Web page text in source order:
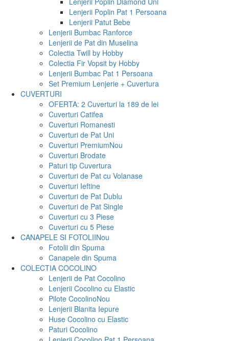
Lenjerii Poplin Pat 1 Persoana
Lenjerii Patut Bebe
Lenjerii Bumbac Ranforce
Lenjerii de Pat din Muselina
Colectia Twill by Hobby
Colectia Fir Vopsit by Hobby
Lenjerii Bumbac Pat 1 Persoana
Set Premium Lenjerie + Cuvertura
CUVERTURI
OFERTA: 2 Cuverturi la 189 de lei
Cuverturi Catifea
Cuverturi Romanesti
Cuverturi de Pat Uni
Cuverturi PremiumNou
Cuverturi Brodate
Paturi tip Cuvertura
Cuverturi de Pat cu Volanase
Cuverturi Ieftine
Cuverturi de Pat Dublu
Cuverturi de Pat Single
Cuverturi cu 3 Piese
Cuverturi cu 5 Piese
CANAPELE SI FOTOLIINou
Fotolii din Spuma
Canapele din Spuma
COLECTIA COCOLINO
Lenjerii de Pat Cocolino
Lenjerii Cocolino cu Elastic
Pilote CocolinoNou
Lenjerii Blanita Iepure
Huse Cocolino cu Elastic
Paturi Cocolino